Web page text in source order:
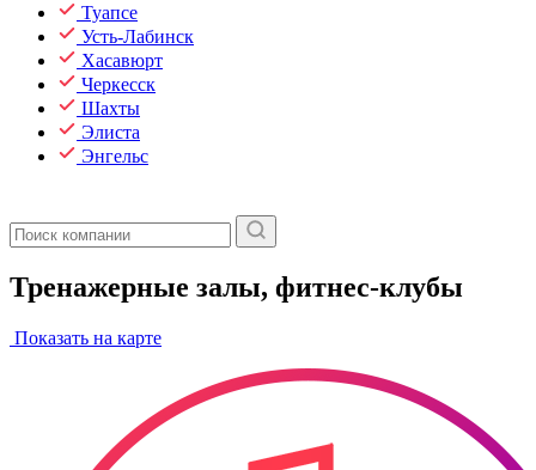
Туапсе
Усть-Лабинск
Хасавюрт
Черкесск
Шахты
Элиста
Энгельс
Тренажерные залы, фитнес-клубы
Показать на карте